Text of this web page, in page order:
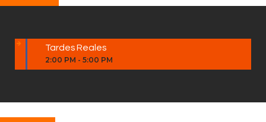
Tardes Reales
2:00 PM - 5:00 PM